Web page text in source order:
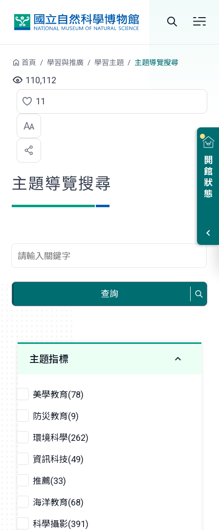
站
尋
開館狀態
首頁 學習與推廣 學習主題 主題導覽搜尋
110,112
點
選
喜
歡
11
主題導覽搜尋
查詢關鍵字
查詢
主題指標
美學教育(78)
防災教育(9)
環境科學(262)
資訊科技(49)
推薦(33)
海洋教育(68)
科學攝影(391)